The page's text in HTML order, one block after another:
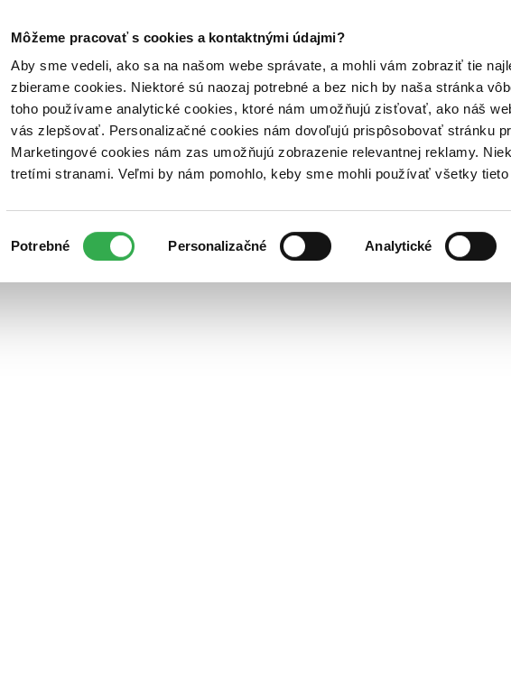
Môžeme pracovať s cookies a kontaktnými údajmi?
Aby sme vedeli, ako sa na našom webe správate, a mohli vám zobraziť tie
zbierame cookies. Niektoré sú naozaj potrebné a bez nich by naša stránka
toho používame analytické cookies, ktoré nám umožňujú zisťovať, ako náš
vás zlepšovať. Personalizačné cookies nám dovoľujú prispôsobovať stránku
Marketingové cookies nám zas umožňujú zobrazenie relevantnej reklamy.
tretími stranami. Veľmi by nám pomohlo, keby sme mohli používať všetky
súhlasu
Potrebné Personalizačné Analytické
Poukážky Kontakt